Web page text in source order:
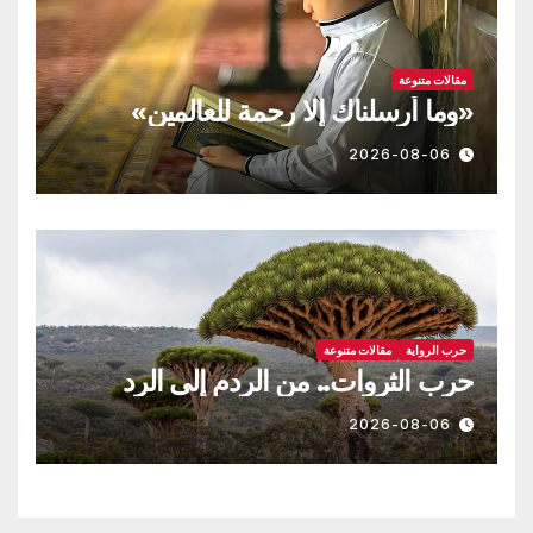
مقالات متنوعة
«وما أرسلناك إلا رحمة للعالمين»
2026-08-06
حرب الرواية مقالات متنوعة
حرب الثروات.. من الردم إلى الرد
2026-08-06